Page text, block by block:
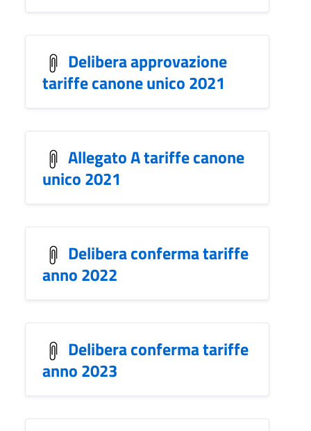
Delibera approvazione
tariffe canone unico 2021
Allegato A tariffe canone
unico 2021
Delibera conferma tariffe
anno 2022
Delibera conferma tariffe
anno 2023